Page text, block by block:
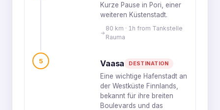
Kurze Pause in Pori, einer
weiteren Küstenstadt.
80 km · 1h from Tankstelle
Rauma
5 Vaasa DESTINATION
Eine wichtige Hafenstadt an
der Westküste Finnlands,
bekannt für ihre breiten
Boulevards und das